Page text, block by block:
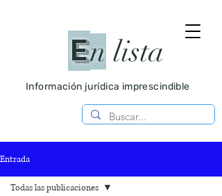
En lista
Información jurídica imprescindible
Entrada
Todas las publicaciones